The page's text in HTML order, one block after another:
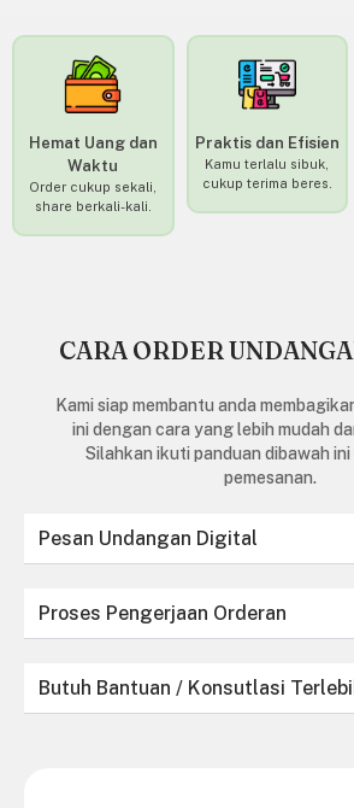
Hemat Uang dan
Waktu
Order cukup sekali,
share berkali-kali.
Praktis dan Efisien
Kamu terlalu sibuk,
cukup terima beres.
CARA ORDER
Kami siap membantu anda
ini dengan cara yang lebih mudah
Silahkan ikuti panduan dibawah
pemesanan.
Pesan Undangan Digital
Proses Pengerjaan Orderan
Butuh Bantuan / Konsutlasi